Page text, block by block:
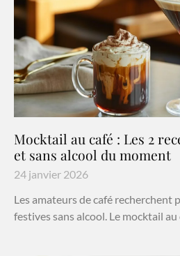
Mocktail au café : Les 2
et sans alcool du moment
24 janvier 2026
Les amateurs de café recherchent
festives sans alcool. Le mocktail au